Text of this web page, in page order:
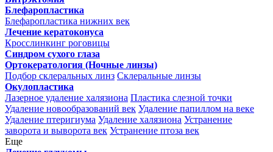
Блефаропластика
Блефаропластика нижних век
Лечение кератоконуса
Кросслинкинг роговицы
Синдром сухого глаза
Ортокератология (Ночные линзы)
Подбор склеральных линз Склеральные линзы
Окулопластика
Лазерное удаление халязиона Пластика слезной точки
Удаление новообразований век Удаление папиллом на веке
Удаление птеригиума Удаление халязиона Устранение
заворота и выворота век Устранение птоза век
Еще